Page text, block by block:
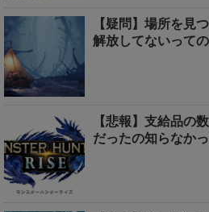
【疑問】場所を見
解放してないって
【悲報】支給品の
だったの知らなか